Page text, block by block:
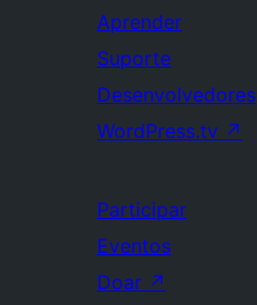
Aprender
Suporte
Desenvolvedores
WordPress.tv ↗
Participar
Eventos
Doar ↗